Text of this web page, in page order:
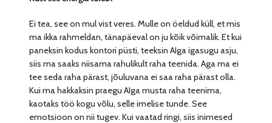
Ei tea, see on mul vist veres. Mulle on öeldud küll, et mis
ma ikka rahmeldan, tänapäeval on ju kõik võimalik. Et kui
paneksin kodus kontori püsti, teeksin AIga igasugu asju,
siis ma saaks niisama rahulikult raha teenida. Aga ma ei
tee seda raha pärast, jõuluvana ei saa raha pärast olla.
Kui ma hakkaksin praegu AIga musta raha teenima,
kaotaks töö kogu võlu, selle imelise tunde. See
emotsioon on nii tugev. Kui vaatad ringi, siis inimesed